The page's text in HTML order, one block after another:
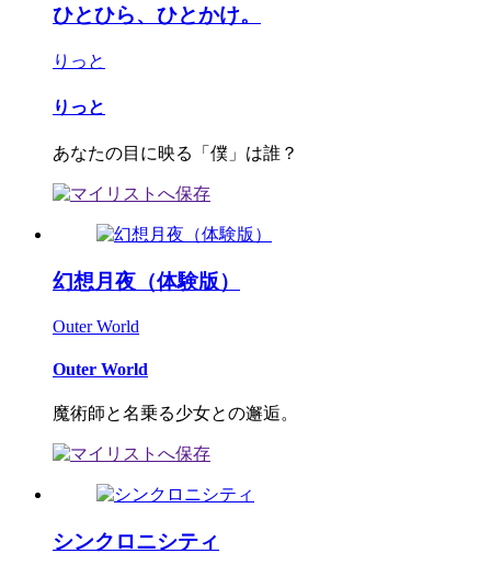
ひとひら、ひとかけ。
りっと
りっと
あなたの目に映る「僕」は誰？
幻想月夜（体験版）
Outer World
Outer World
魔術師と名乗る少女との邂逅。
シンクロニシティ